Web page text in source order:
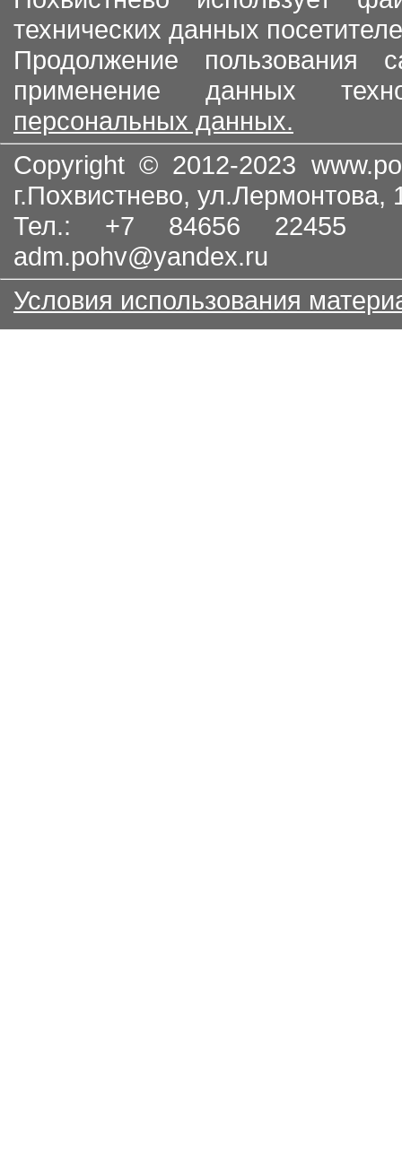
технических данных
Продолжение пользования
применение данных
персональных данных.
Copyright © 2012-2023
г.Похвистнево, ул.Лермонтова,
Тел.: +7 84656
adm.pohv@yandex.ru
Условия использования